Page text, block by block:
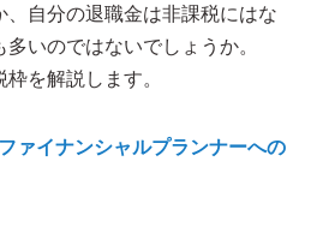
、自分の退職金は非課税にはな
いのではないでしょうか。
を解説します。
ァイナンシャルプランナーへの